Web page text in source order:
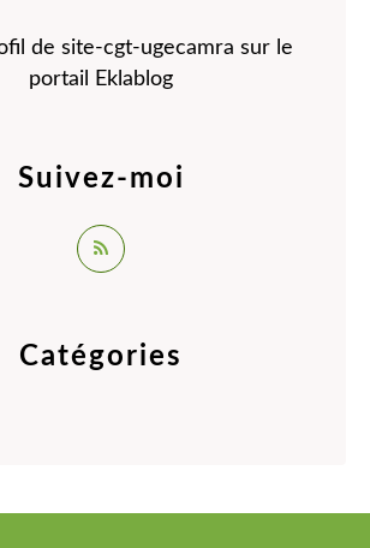
Catégories
Suivez-moi
de site-cgt-ugecamra sur le
portail Eklablog